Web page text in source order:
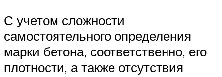
С учетом сложности
самостоятельного определения
марки бетона, соответственно, его
плотности, а также отсутствия